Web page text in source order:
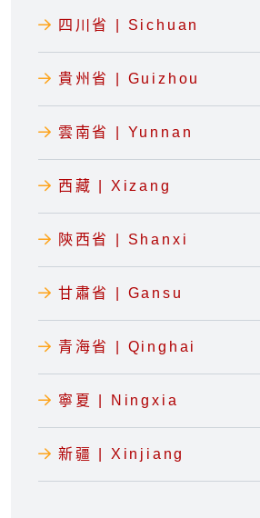
四川省 | Sichuan
貴州省 | Guizhou
雲南省 | Yunnan
西藏 | Xizang
陝西省 | Shanxi
甘肅省 | Gansu
青海省 | Qinghai
寧夏 | Ningxia
新疆 | Xinjiang